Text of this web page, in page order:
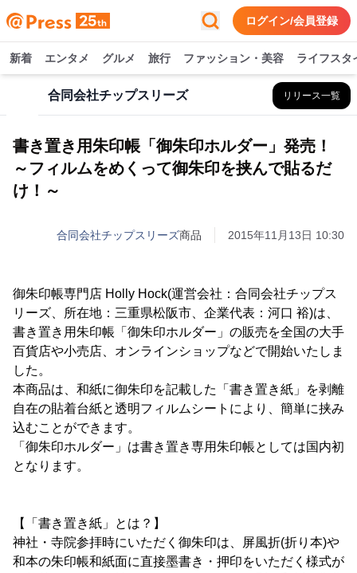
ログイン/会員登録
新着 エンタメ グルメ 旅行 ファッション・美容 ライフスタ
合同会社チップスリーズ リリース一覧
書き置き用朱印帳「御朱印ホルダー」発売！
～フィルムをめくって御朱印を挟んで貼るだ
け！～
合同会社チップスリーズ商品 2015年11月13日 10:30
御朱印帳専門店 Holly Hock(運営会社：合同会社チップス
リーズ、所在地：三重県松阪市、企業代表：河口 裕)は、
書き置き用朱印帳「御朱印ホルダー」の販売を全国の大手
百貨店や小売店、オンラインショップなどで開始いたしま
した。
本商品は、和紙に御朱印を記載した「書き置き紙」を剥離
自在の貼着台紙と透明フィルムシートにより、簡単に挟み
込むことができます。
「御朱印ホルダー」は書き置き専用朱印帳としては国内初
となります。
【「書き置き紙」とは？】
神社・寺院参拝時にいただく御朱印は、屏風折(折り本)や
和本の朱印帳和紙面に直接墨書き・押印をいただく様式が